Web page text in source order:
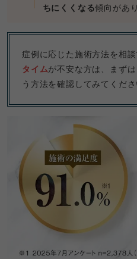
ちにくくなる傾向があ
症例に応じた施術方法を相
タイムが不安な方は、まずは
う方法を確認してみてくださ